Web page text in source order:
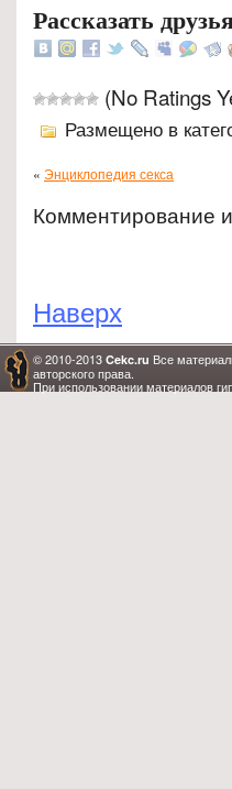
Рассказать
(No Ratings
Размещено в
« Энциклопедия секса
Комментирование
Наверх
© 2010-2013 Cekc.ru Все
авторского права.
При использовании материалов